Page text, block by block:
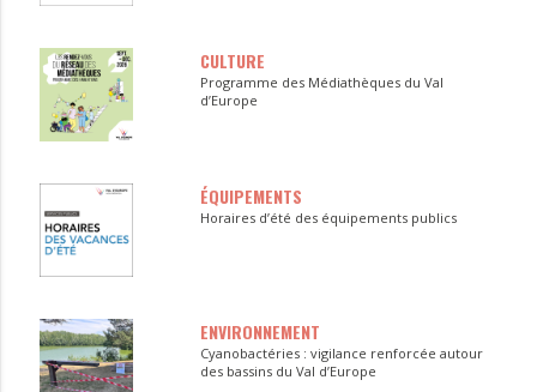
CULTURE
Programme des Médiathèques du Val
d’Europe
ÉQUIPEMENTS
Horaires d’été des équipements publics
ENVIRONNEMENT
Cyanobactéries : vigilance renforcée autour
des bassins du Val d’Europe